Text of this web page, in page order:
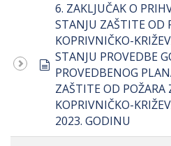
document
6. ZAKLJUČAK O
STANJU ZAŠTITE OD
KOPRIVNIČKO-
STANJU PROVEDBE
PROVEDBENOG
ZAŠTITE OD POŽARA
KOPRIVNIČKO-
2023. GODINU